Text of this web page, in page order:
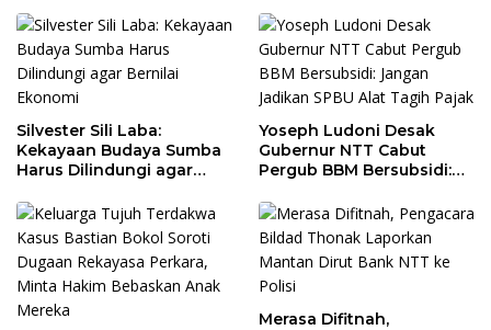
Silvester Sili Laba:
Kekayaan Budaya Sumba
Harus Dilindungi agar
Yoseph Ludoni Desak
Gubernur NTT Cabut
Pergub BBM Bersubsidi:
Tagih Pajak
Merasa Difitnah,